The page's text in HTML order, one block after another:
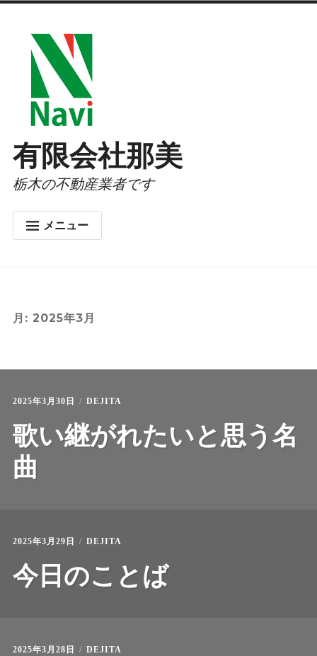
ス
ッ
プ
有限会社那美
栃木の不動産業者です
メニュー
月: 2025年3月
2025年3月30日 DEJITA
歌い継がれたいと思う名
曲
2025年3月29日 DEJITA
今日のことば
2025年3月28日 DEJITA